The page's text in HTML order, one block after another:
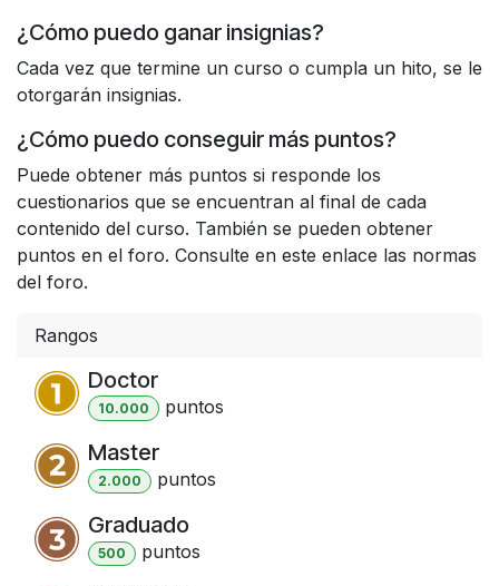
¿Cómo puedo ganar insignias?
Cada vez que termine un curso o cumpla un hito, se le
otorgarán insignias.
¿Cómo puedo conseguir más puntos?
Puede obtener más puntos si responde los
cuestionarios que se encuentran al final de cada
contenido del curso. También se pueden obtener
puntos en el foro. Consulte en este enlace las normas
del foro.
Rangos
Doctor
10.000 puntos
Master
2.000 puntos
Graduado
500 puntos